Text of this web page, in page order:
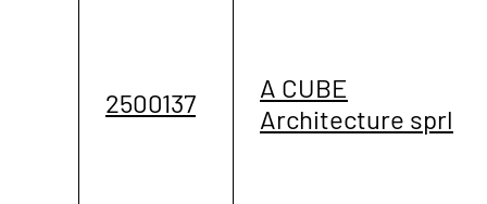
2500137
A CUBE
Architecture sprl